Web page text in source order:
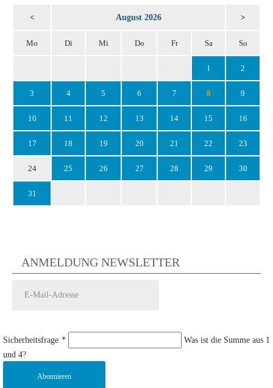
< August 2026 >
Mo Di Mi Do Fr Sa So
1 2
3 4 5 6 7 8 9
10 11 12 13 14 15 16
17 18 19 20 21 22 23
24 25 26 27 28 29 30
31
ANMELDUNG NEWSLETTER
Sicherheitsfrage *
Was ist die Summe aus 1
und 4?
Abonnieren